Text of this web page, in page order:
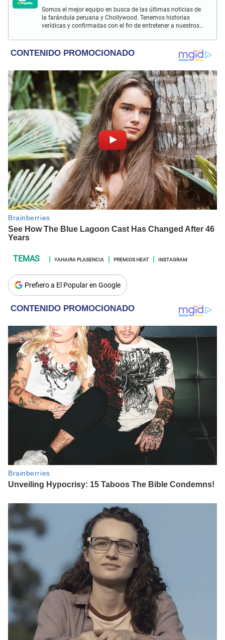
Somos el mejor equipo en busca de las últimas noticias de
la farándula peruana y Chollywood. Tenemos historias
verídicas y confirmadas con el fin de entretener a nuestros
YAHAIRA PLASENCIA PREMIOS HEAT INSTAGRAM
Prefiero a El Popular en Google